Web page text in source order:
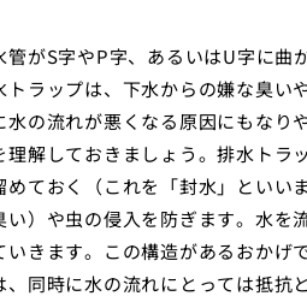
がS字やP字、あるいはU字に
ラップは、下水からの嫌な臭
の流れが悪くなる原因にもな
解しておきましょう。排水ト
ておく（これを「封水」とい
い）や虫の侵入を防ぎます。水
いきます。この構造があるおか
同時に水の流れにとっては抵